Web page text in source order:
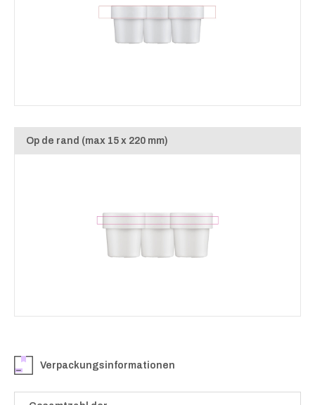
Op de rand (max 15 x 220 mm)
Verpackungsinformationen